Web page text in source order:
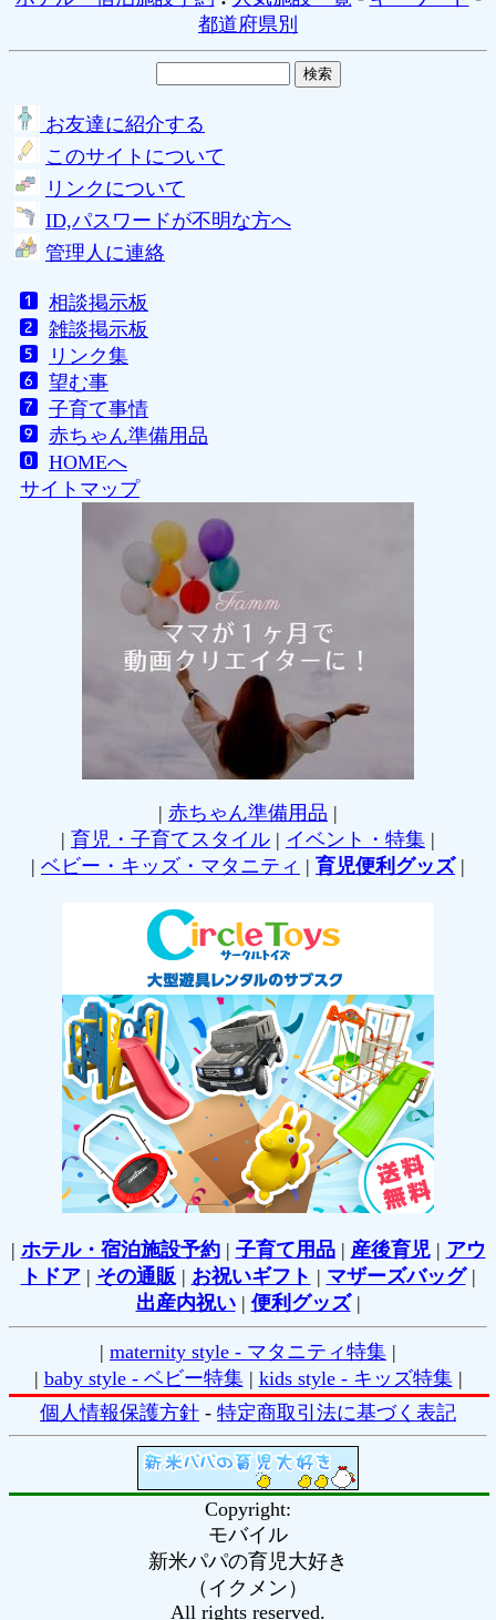
都道府県別
お友達に紹介する
このサイトについて
リンクについて
ID,パスワードが不明な方へ
管理人に連絡
相談掲示板
雑談掲示板
リンク集
望む事
子育て事情
赤ちゃん準備用品
HOMEへ
サイトマップ
| 赤ちゃん準備用品 |
| 育児・子育てスタイル | イベント・特集 |
| ベビー・キッズ・マタニティ | 育児便利グッズ|
| ホテル・宿泊施設予約| 子育て用品| 産後育児| アウ
トドア| その通販 | お祝いギフト | マザーズバッグ|
出産内祝い| 便利グッズ|
| maternity style - マタニティ特集 |
| baby style - ベビー特集| kids style - キッズ特集|
個人情報保護方針 - 特定商取引法に基づく表記
Copyright:
モバイル
新米パパの育児大好き
（ イクメン ）
All rights reserved.